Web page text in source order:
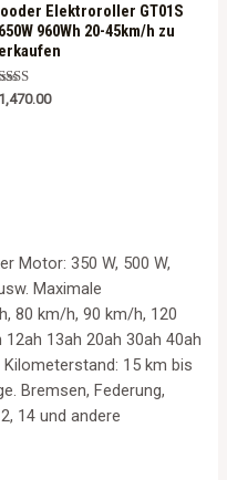
Elektroroller GT01S
960Wh 20-45km/h zu
1,470.00
Motor: 350 W, 500 W,
Maximale
80 km/h, 90 km/h, 120
13ah 20ah 30ah 40ah
15 km bis
Bremsen, Federung,
14 und andere